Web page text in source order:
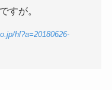
すが。
hl?a=20180626-